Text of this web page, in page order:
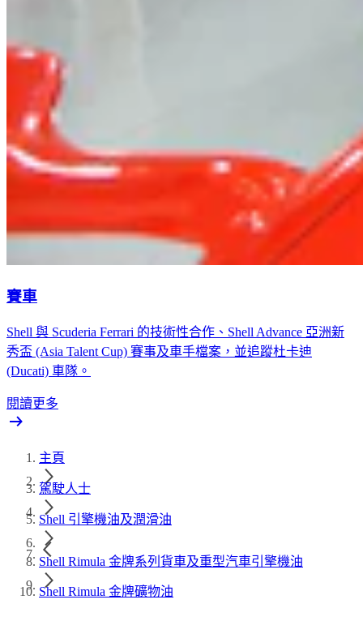
賽車
Shell 與 Scuderia Ferrari 的技術性合作、Shell Advance 亞洲新
秀盃 (Asia Talent Cup) 賽事及車手檔案，並追蹤杜卡迪
(Ducati) 車隊。
閱讀更多
主頁
駕駛人士
Shell 引擎機油及潤滑油
Shell Rimula 金牌系列貨車及重型汽車引擎機油
Shell Rimula 金牌礦物油